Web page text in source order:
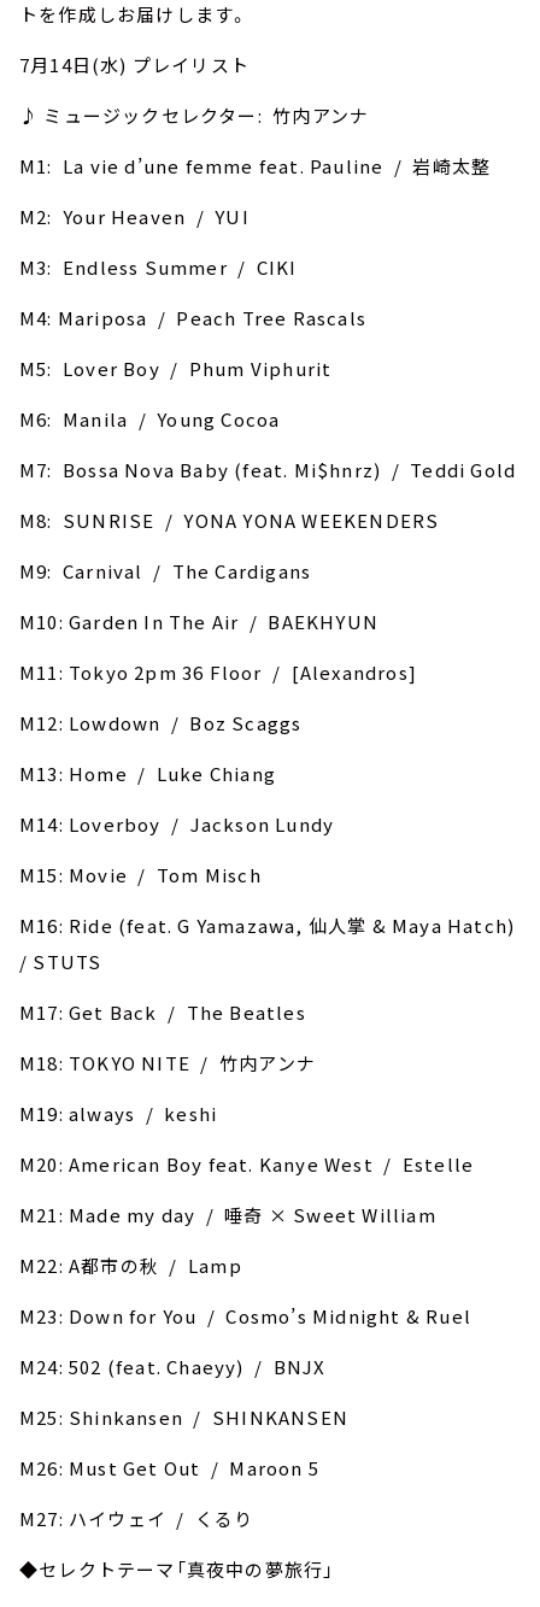
トを作成しお届けします。
7月14日(水) プレイリスト
♪ ミュージックセレクター: 竹内アンナ
M1: ‎La vie d’une femme feat. Pauline / 岩崎太整
M2: Your Heaven / YUI
M3: Endless Summer / CIKI
M4: Mariposa / Peach Tree Rascals
M5: Lover Boy / Phum Viphurit
M6: Manila / Young Cocoa
M7: Bossa Nova Baby (feat. Mi$hnrz) / Teddi Gold
M8: SUNRISE / YONA YONA WEEKENDERS
M9: Carnival / The Cardigans
M10: Garden In The Air / BAEKHYUN
M11: Tokyo 2pm 36 Floor / [Alexandros]
M12: Lowdown / Boz Scaggs
M13: Home / Luke Chiang
M14: Loverboy / Jackson Lundy
M15: Movie / Tom Misch
M16: Ride (feat. G Yamazawa, 仙人掌 & Maya Hatch)
/ STUTS
M17: Get Back / The Beatles
M18: TOKYO NITE / 竹内アンナ
M19: always / keshi
M20: American Boy feat. Kanye West / Estelle
M21: Made my day / 唾奇 × Sweet William
M22: A都市の秋 / Lamp
M23: Down for You / Cosmo’s Midnight & Ruel
M24: 502 (feat. Chaeyy) / BNJX
M25: Shinkansen / SHINKANSEN
M26: Must Get Out / Maroon 5
M27: ハイウェイ / くるり
◆セレクトテーマ「真夜中の夢旅行」